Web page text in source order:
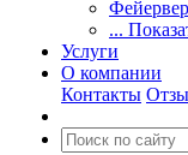
...
Услуги
О компании
Контакты